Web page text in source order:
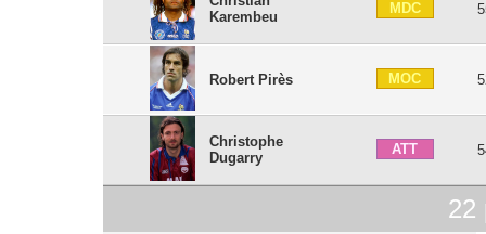
Karembeu
MDC
Robert Pirès MOC
Christophe
Dugarry
ATT
22